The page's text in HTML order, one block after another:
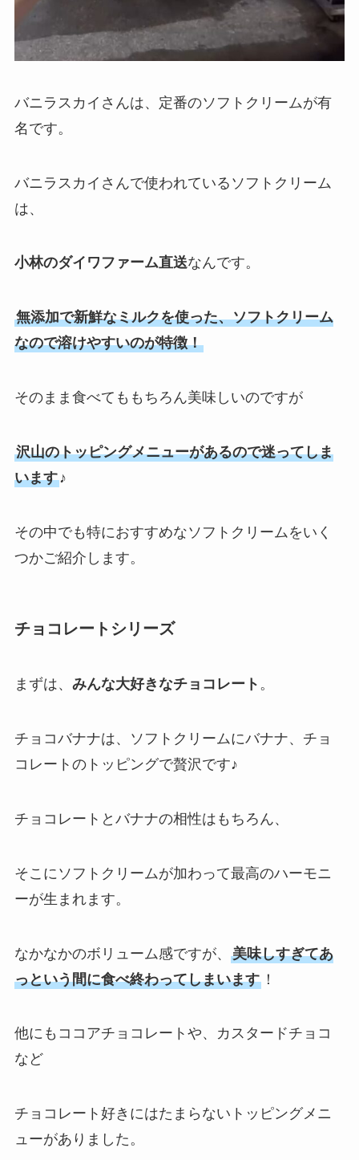
バニラスカイさんは、定番のソフトクリームが有
名です。
バニラスカイさんで使われているソフトクリーム
は、
小林のダイワファーム直送なんです。
無添加で新鮮なミルクを使った、ソフトクリーム
なので溶けやすいのが特徴！
そのまま食べてももちろん美味しいのですが
沢山のトッピングメニューがあるので迷ってしま
います♪
その中でも特におすすめなソフトクリームをいく
つかご紹介します。
チョコレートシリーズ
まずは、 みんな大好きなチョコレート 。
チョコバナナは、ソフトクリームにバナナ、チョ
コレートのトッピングで贅沢です♪
チョコレートとバナナの相性はもちろん、
そこにソフトクリームが加わって最高のハーモニ
ーが生まれます。
なかなかのボリューム感ですが、 美味しすぎてあ
っという間に食べ終わってしまいます！
他にもココアチョコレートや、カスタードチョコ
など
チョコレート好きにはたまらないトッピングメニ
ューがありました。